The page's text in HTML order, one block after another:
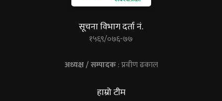
सूचना विभाग दर्ता नं.
१५६९/०७६-७७
अध्यक्ष / सम्पादक: प्रवीण ढकाल
हाम्रो टीम